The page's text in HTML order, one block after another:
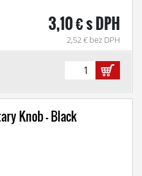
3,10 € s DPH
2,52 € bez DPH
Knob - Black